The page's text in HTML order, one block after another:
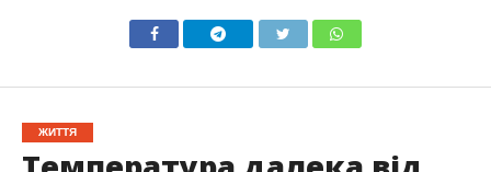
ЖИТТЯ